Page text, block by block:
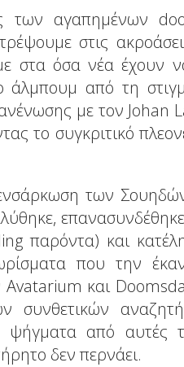
των αγαπημένων
στις
στα όσα νέα έχουν
άλμπουμ από τη
με τον Johan
το συγκριτικό
των
παρόντα) και
που την
και
συνθετικών
από αυτές
δεν περνάει.